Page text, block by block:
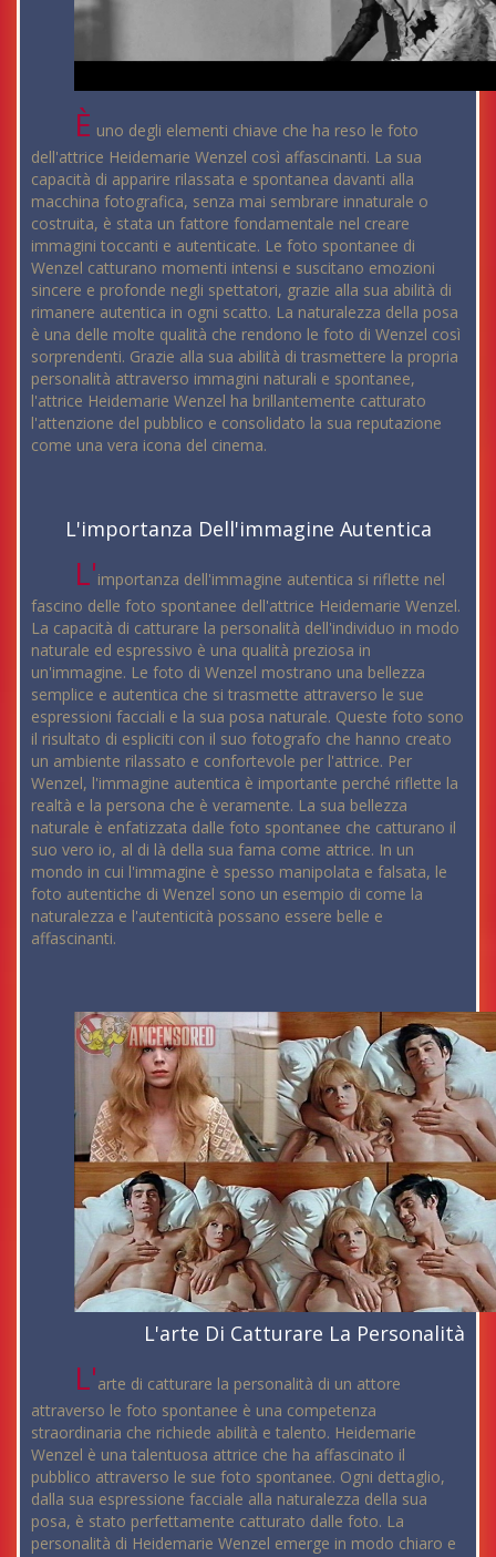
È uno degli elementi chiave che ha reso le foto
dell'attrice Heidemarie Wenzel così affascinanti. La sua
capacità di apparire rilassata e spontanea davanti alla
macchina fotografica, senza mai sembrare innaturale o
costruita, è stata un fattore fondamentale nel creare
immagini toccanti e autenticate. Le foto spontanee di
Wenzel catturano momenti intensi e suscitano emozioni
sincere e profonde negli spettatori, grazie alla sua abilità di
rimanere autentica in ogni scatto. La naturalezza della posa
è una delle molte qualità che rendono le foto di Wenzel così
sorprendenti. Grazie alla sua abilità di trasmettere la propria
personalità attraverso immagini naturali e spontanee,
l'attrice Heidemarie Wenzel ha brillantemente catturato
l'attenzione del pubblico e consolidato la sua reputazione
come una vera icona del cinema.
L'importanza Dell'immagine Autentica
L'importanza dell'immagine autentica si riflette nel
fascino delle foto spontanee dell'attrice Heidemarie Wenzel.
La capacità di catturare la personalità dell'individuo in modo
naturale ed espressivo è una qualità preziosa in
un'immagine. Le foto di Wenzel mostrano una bellezza
semplice e autentica che si trasmette attraverso le sue
espressioni facciali e la sua posa naturale. Queste foto sono
il risultato di espliciti con il suo fotografo che hanno creato
un ambiente rilassato e confortevole per l'attrice. Per
Wenzel, l'immagine autentica è importante perché riflette la
realtà e la persona che è veramente. La sua bellezza
naturale è enfatizzata dalle foto spontanee che catturano il
suo vero io, al di là della sua fama come attrice. In un
mondo in cui l'immagine è spesso manipolata e falsata, le
foto autentiche di Wenzel sono un esempio di come la
naturalezza e l'autenticità possano essere belle e
affascinanti.
L'arte Di Catturare La Personalità
L'arte di catturare la personalità di un attore
attraverso le foto spontanee è una competenza
straordinaria che richiede abilità e talento. Heidemarie
Wenzel è una talentuosa attrice che ha affascinato il
pubblico attraverso le sue foto spontanee. Ogni dettaglio,
dalla sua espressione facciale alla naturalezza della sua
posa, è stato perfettamente catturato dalle foto. La
personalità di Heidemarie Wenzel emerge in modo chiaro e